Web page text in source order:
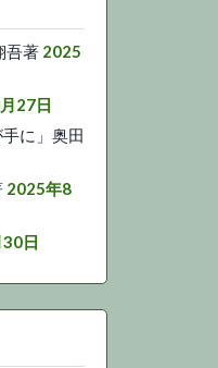
吾著 2025
27日
に」奥田
2025年8
日